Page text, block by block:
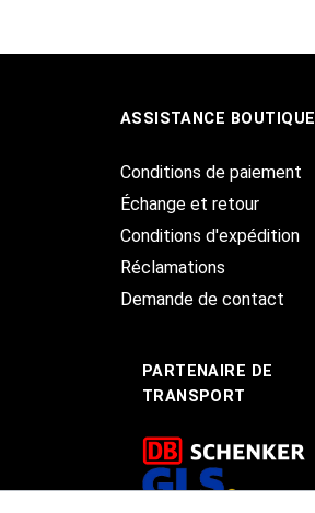
ASSISTANCE BOUTIQUE
Conditions de paiement
Échange et retour
Conditions d'expédition
Réclamations
Demande de contact
PARTENAIRE DE
TRANSPORT